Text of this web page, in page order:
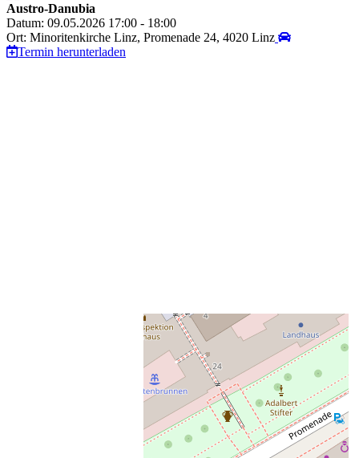
Austro-Danubia
Datum: 09.05.2026 17:00 - 18:00
Ort: Minoritenkirche Linz, Promenade 24, 4020 Linz
Termin herunterladen